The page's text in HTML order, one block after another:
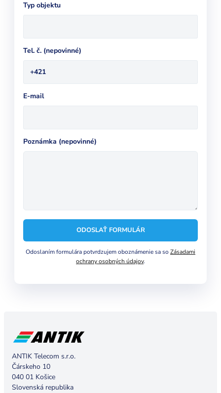
Typ objektu
Tel. č. (nepovinné)
+421
E-mail
Poznámka (nepovinné)
ODOSLAŤ FORMULÁR
Odoslaním formulára potvrdzujem oboznámenie sa so Zásadami
ochrany osobných údajov.
ANTIK Telecom s.r.o.
Čárskeho 10
040 01 Košice
Slovenská republika